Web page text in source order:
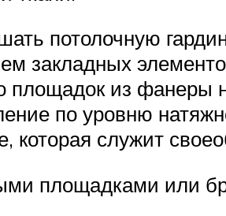
потолочную
закладных
площадок из фанеры
по уровню
которая служит
площадками или